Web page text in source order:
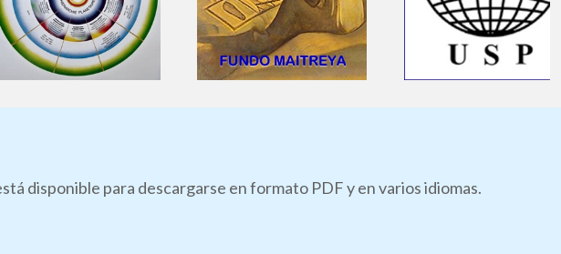
disponible para descargarse en formato PDF y en varios idiomas.